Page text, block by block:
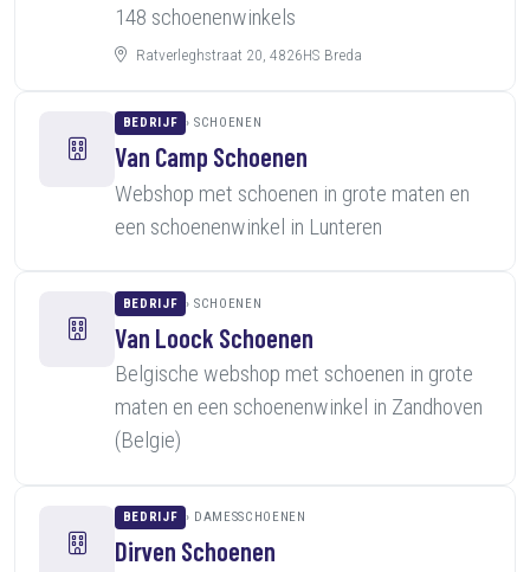
148 schoenenwinkels
Ratverleghstraat 20, 4826HS Breda
BEDRIJF SCHOENEN
Van Camp Schoenen
Webshop met schoenen in grote maten en
een schoenenwinkel in Lunteren
BEDRIJF SCHOENEN
Van Loock Schoenen
Belgische webshop met schoenen in grote
maten en een schoenenwinkel in Zandhoven
(Belgie)
BEDRIJF DAMESSCHOENEN
Dirven Schoenen